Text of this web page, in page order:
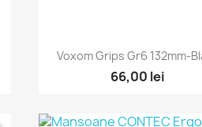
Vizualizare
Voxom Grips Gr6 132mm-
66,00 lei